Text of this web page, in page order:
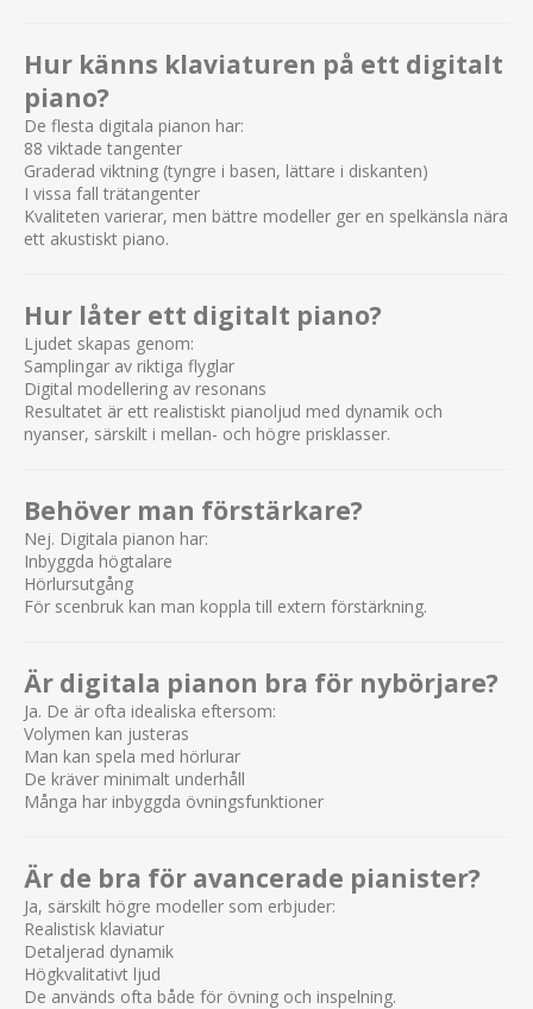
Hur känns klaviaturen på ett digitalt
piano?
De flesta digitala pianon har:
88 viktade tangenter
Graderad viktning (tyngre i basen, lättare i diskanten)
I vissa fall trätangenter
Kvaliteten varierar, men bättre modeller ger en spelkänsla nära
ett akustiskt piano.
Hur låter ett digitalt piano?
Ljudet skapas genom:
Samplingar av riktiga flyglar
Digital modellering av resonans
Resultatet är ett realistiskt pianoljud med dynamik och
nyanser, särskilt i mellan- och högre prisklasser.
Behöver man förstärkare?
Nej. Digitala pianon har:
Inbyggda högtalare
Hörlursutgång
För scenbruk kan man koppla till extern förstärkning.
Är digitala pianon bra för nybörjare?
Ja. De är ofta idealiska eftersom:
Volymen kan justeras
Man kan spela med hörlurar
De kräver minimalt underhåll
Många har inbyggda övningsfunktioner
Är de bra för avancerade pianister?
Ja, särskilt högre modeller som erbjuder:
Realistisk klaviatur
Detaljerad dynamik
Högkvalitativt ljud
De används ofta både för övning och inspelning.